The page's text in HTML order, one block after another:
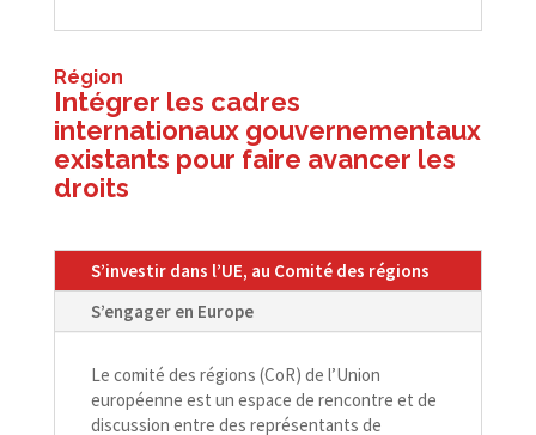
Région
Intégrer les cadres
internationaux gouvernementaux
existants pour faire avancer les
droits
S’investir dans l’UE, au Comité des régions
S’engager en Europe
Le comité des régions (CoR) de l’Union
européenne est un espace de rencontre et de
discussion entre des représentants de